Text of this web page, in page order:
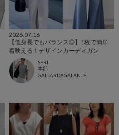
2026.07.16
【低身長でもバランス◎】1枚で簡単
着映える！デザインカーディガン
SERI
本部
GALLARDAGALANTE